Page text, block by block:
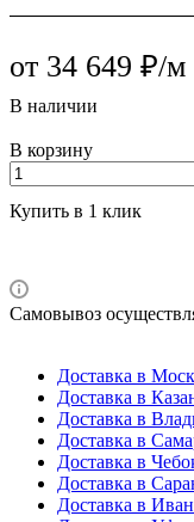
от 34 649 ₽/м
В наличии
В корзину
Купить в 1 клик
Самовывоз
Доставка в
Доставка в
Доставка в
Доставка в
Доставка в
Доставка в
Доставка в